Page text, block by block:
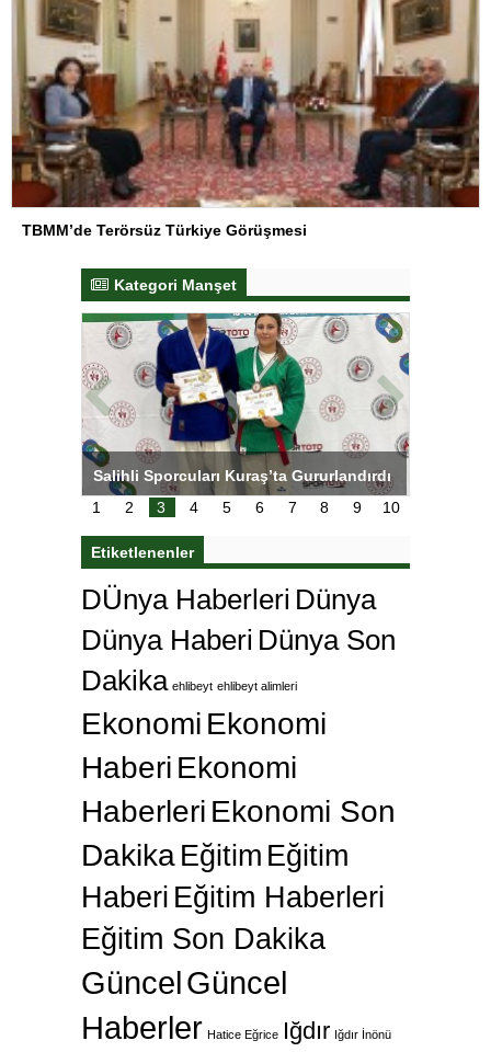
TBMM’de Terörsüz Türkiye Görüşmesi
Kategori Manşet
Salihli Sporcuları Kuraş’ta Gururlandırdı
1 2 3 4 5 6 7 8 9 10
Etiketlenenler
DÜnya Haberleri Dünya
Dünya Haberi Dünya Son
Dakika ehlibeyt ehlibeyt alimleri
Ekonomi Ekonomi
Haberi Ekonomi
Haberleri Ekonomi Son
Dakika Eğitim Eğitim
Haberi Eğitim Haberleri
Eğitim Son Dakika
GüncelGüncel
Haberler Hatice Eğrice Iğdır Iğdır İnönü